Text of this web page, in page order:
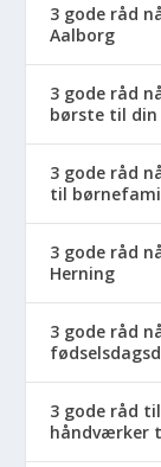
3 gode råd
Aalborg
3 gode råd
børste til
3 gode råd
til
3 gode råd
Herning
3 gode råd
3 gode råd
håndværker